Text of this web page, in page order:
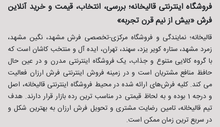
فروشگاه اینترنتی قالیخانه؛ بررسی، انتخاب، قیمت و خرید آنلاین
فرش «بیش از نیم قرن تجربه»
قالیخانه؛ نمایندگی و فروشگاه مرکزی-تخصصی فرش مشهد، نگین مشهد،
زمرد مشهد، ستاره کویر یزد، سهند، تهران، ایده آل و منتخب کاشان است که
با گروه کالایی متنوع و جذاب، یک فروشگاه اینترنتی مدرن و در عین حال
حافظ منافع مشتریان است و در زمینه فروش اینترنتی فرش ارزان فعالیت
می کند. کلیه فرش‌های ارائه شده در محیط فروشگاه اینترنتی قالیخانه، اصل
و درجه 1 بوده و به لحاظ قیمتی در مناسب ترین رده بازار قرار دارند. هدف
تیم قالیخانه، تامین رضایت مشتری و تحویل فرش ارزان به بهترین شکل و
در سریع ترین زمان ممکن است.